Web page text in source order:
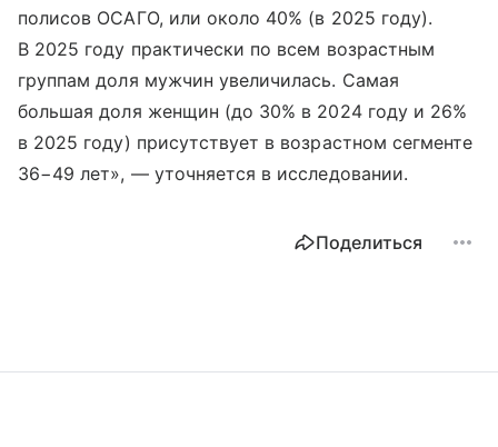
полисов ОСАГО, или около 40% (в 2025 году).
В 2025 году практически по всем возрастным
группам доля мужчин увеличилась. Самая
большая доля женщин (до 30% в 2024 году и 26%
в 2025 году) присутствует в возрастном сегменте
36−49 лет», — уточняется в исследовании.
Поделиться